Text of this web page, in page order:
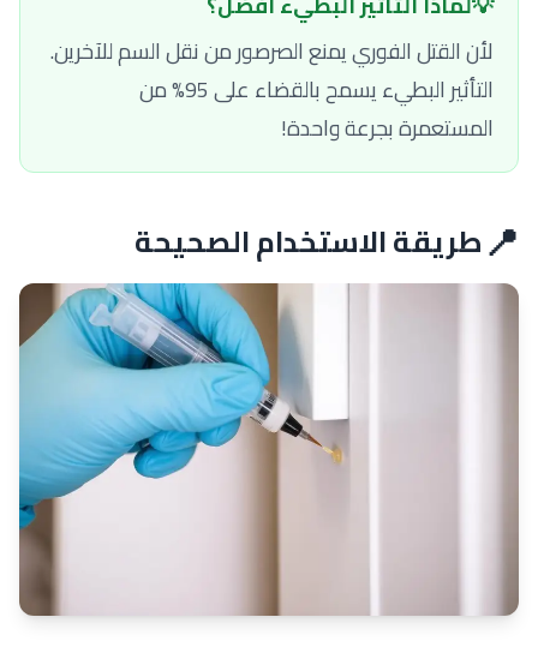
لأن القتل الفوري يمنع الصرصور من نقل السم للآخرين.
التأثير البطيء يسمح بالقضاء على 95% من
المستعمرة بجرعة واحدة!
📍طريقة الاستخدام الصحيحة